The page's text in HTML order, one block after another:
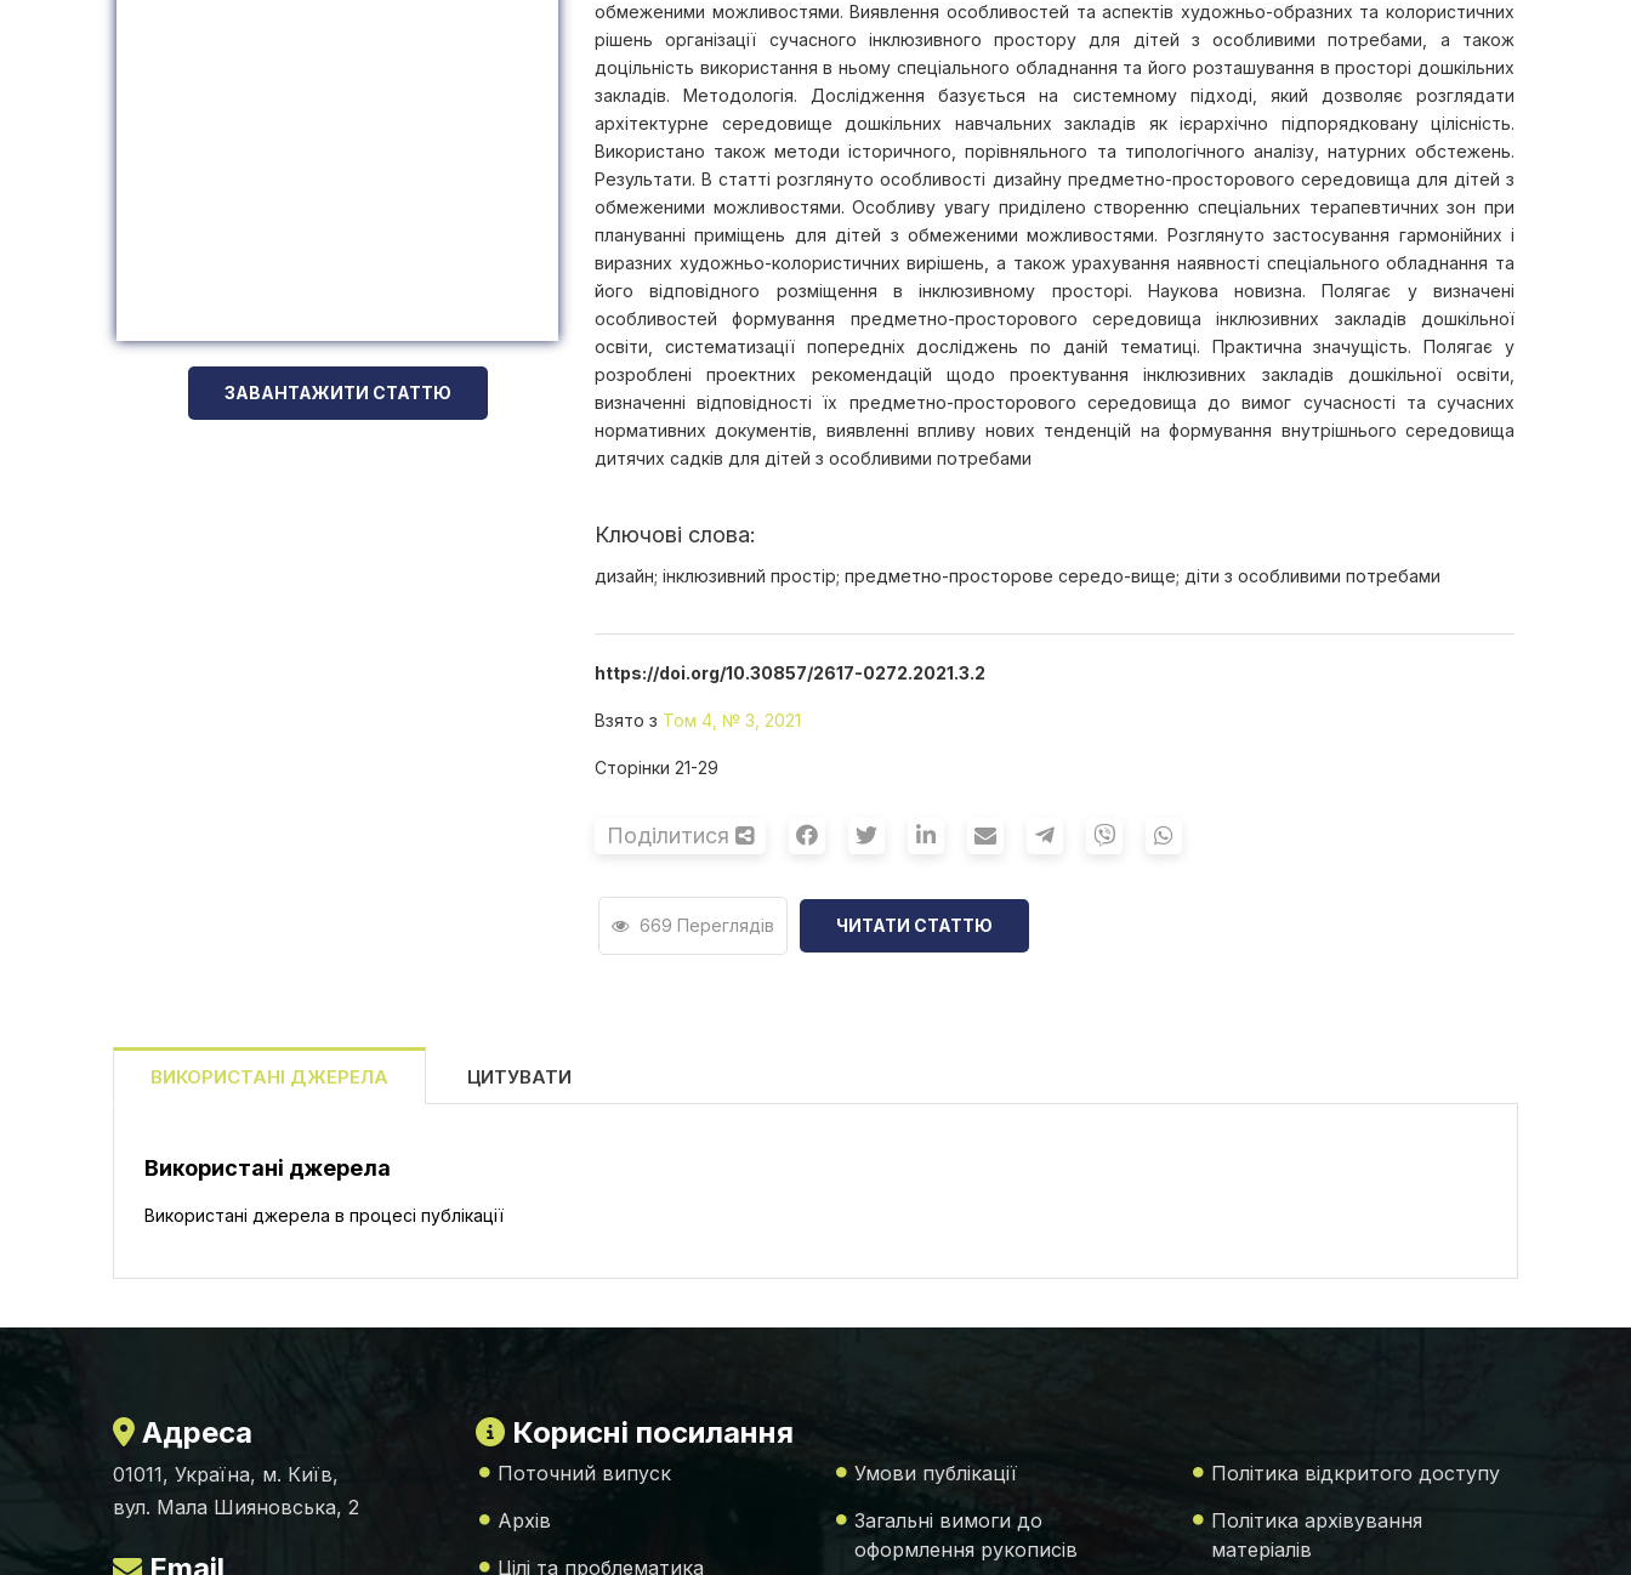
ЗАВАНТАЖИТИ СТАТТЮ
обмеженими можливостями. Виявлення особливостей та аспектів художньо-образних та колористичних
рішень організації сучасного інклюзивного простору для дітей з особливими потребами, а також
доцільність використання в ньому спеціального обладнання та його розташування в просторі дошкільних
закладів. Методологія. Дослідження базується на системному підході, який дозволяє розглядати
архітектурне середовище дошкільних навчальних закладів як ієрархічно підпорядковану цілісність.
Використано також методи історичного, порівняльного та типологічного аналізу, натурних обстежень.
Результати. В статті розглянуто особливості дизайну предметно-просторового середовища для дітей з
обмеженими можливостями. Особливу увагу приділено створенню спеціальних терапевтичних зон при
плануванні приміщень для дітей з обмеженими можливостями. Розглянуто застосування гармонійних і
виразних художньо-колористичних вирішень, а також урахування наявності спеціального обладнання та
його відповідного розміщення в інклюзивному просторі. Наукова новизна. Полягає у визначені
особливостей формування предметно-просторового середовища інклюзивних закладів дошкільної
освіти, систематизації попередніх досліджень по даній тематиці. Практична значущість. Полягає у
розроблені проектних рекомендацій щодо проектування інклюзивних закладів дошкільної освіти,
визначенні відповідності їх предметно-просторового середовища до вимог сучасності та сучасних
нормативних документів, виявленні впливу нових тенденцій на формування внутрішнього середовища
дитячих садків для дітей з особливими потребами
Ключові слова:
дизайн; інклюзивний простір; предметно-просторове середо-вище; діти з особливими потребами
https://doi.org/10.30857/2617-0272.2021.3.2
Взято з Том 4, № 3, 2021
Сторінки 21-29
Поділитися
669 Переглядів ЧИТАТИ СТАТТЮ
ВИКОРИСТАНІ ДЖЕРЕЛА ЦИТУВАТИ
Використані джерела
Використані джерела в процесі публікації
Адреса
01011, Україна, м. Київ,
вул. Мала Шияновська, 2
Корисні посилання
Поточний випуск
Архів
Цілі та проблематика
Умови публікації
Загальні вимоги до
оформлення рукописів
Політика відкритого доступу
Політика архівування
матеріалів